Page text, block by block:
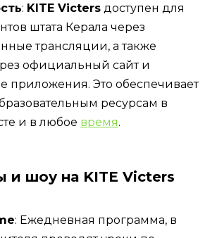
: KITE Victers доступен для
штата Керала через
трансляции, а также
официальный сайт и
приложения. Это обеспечивает
ресурсам в
и в любое время.
и шоу на KITE Victers
: Ежедневная программа, в